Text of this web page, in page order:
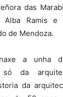
das
Alba Ramis e
de Mendoza.
a unha
só da
da